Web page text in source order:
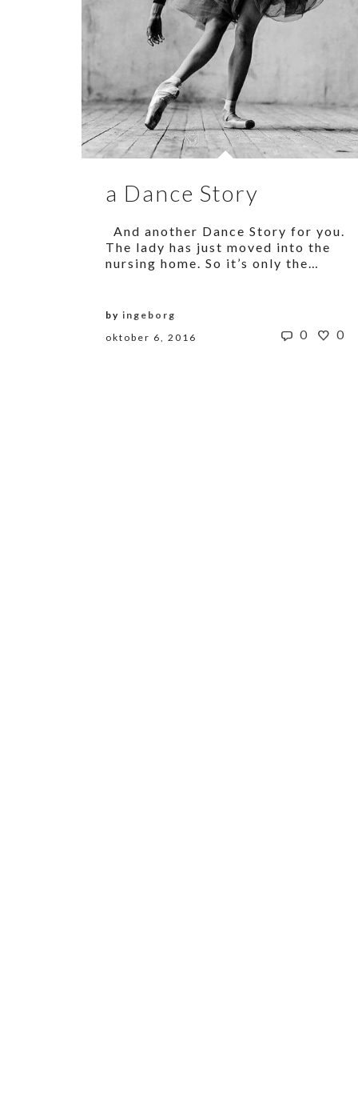
a Dance Story
And another Dance Story for you.
The lady has just moved into the
nursing home. So it’s only the…
oktober 6, 2016
by ingeborg
0 0